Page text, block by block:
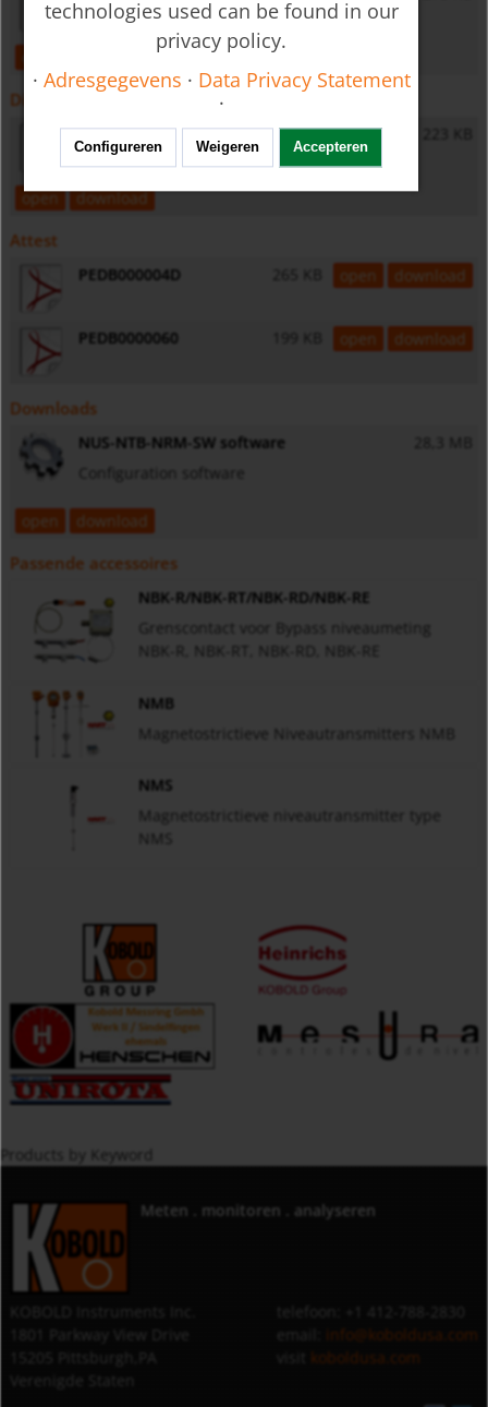
Diversen
General Safety Instructions 223 KB
open download
Attest
PEDB000004D 265 KB open download
PEDB0000060 199 KB open download
Downloads
NUS-NTB-NRM-SW software
28,3 MB
open download
Passende accessoires
NBK-R/NBK-RT/NBK-RD/NBK-RE
Grenscontact voor Bypass niveaumeting
NBK-R, NBK-RT, NBK-RD, NBK-RE
NMB
Magnetostrictieve Niveautransmitters NMB
NMS
Magnetostrictieve niveautransmitter type
NMS
Products by Keyword
Meten . monitoren . analyseren
info@koboldusa.com
koboldusa.com
technologies used can be found in our
privacy policy.
· Adresgegevens · Data Privacy Statement
·
Configureren Weigeren Accepteren